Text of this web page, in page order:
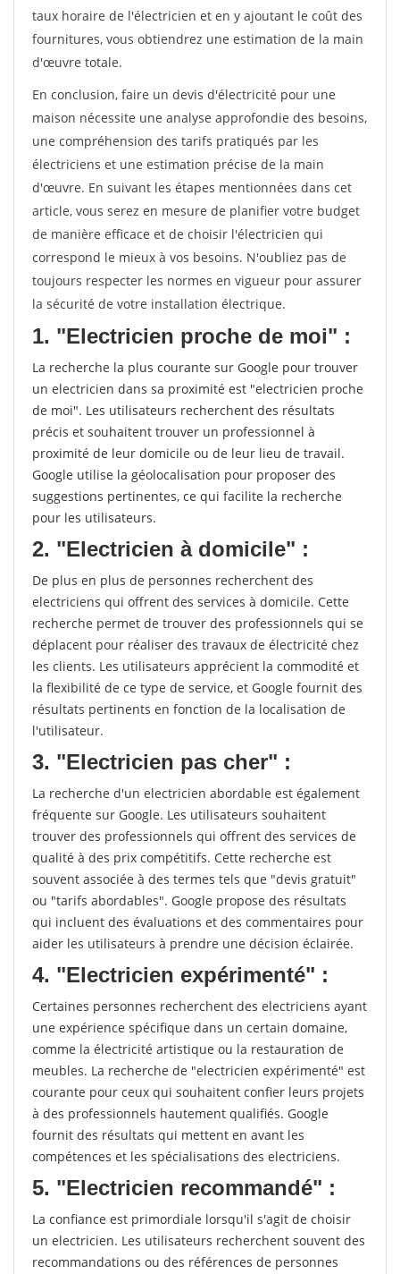
taux horaire de l'électricien et en y ajoutant le coût des
fournitures, vous obtiendrez une estimation de la main
d'œuvre totale.
En conclusion, faire un devis d'électricité pour une
maison nécessite une analyse approfondie des besoins,
une compréhension des tarifs pratiqués par les
électriciens et une estimation précise de la main
d'œuvre. En suivant les étapes mentionnées dans cet
article, vous serez en mesure de planifier votre budget
de manière efficace et de choisir l'électricien qui
correspond le mieux à vos besoins. N'oubliez pas de
toujours respecter les normes en vigueur pour assurer
la sécurité de votre installation électrique.
1. "Electricien proche de moi" :
La recherche la plus courante sur Google pour trouver
un electricien dans sa proximité est "electricien proche
de moi". Les utilisateurs recherchent des résultats
précis et souhaitent trouver un professionnel à
proximité de leur domicile ou de leur lieu de travail.
Google utilise la géolocalisation pour proposer des
suggestions pertinentes, ce qui facilite la recherche
pour les utilisateurs.
2. "Electricien à domicile" :
De plus en plus de personnes recherchent des
electriciens qui offrent des services à domicile. Cette
recherche permet de trouver des professionnels qui se
déplacent pour réaliser des travaux de électricité chez
les clients. Les utilisateurs apprécient la commodité et
la flexibilité de ce type de service, et Google fournit des
résultats pertinents en fonction de la localisation de
l'utilisateur.
3. "Electricien pas cher" :
La recherche d'un electricien abordable est également
fréquente sur Google. Les utilisateurs souhaitent
trouver des professionnels qui offrent des services de
qualité à des prix compétitifs. Cette recherche est
souvent associée à des termes tels que "devis gratuit"
ou "tarifs abordables". Google propose des résultats
qui incluent des évaluations et des commentaires pour
aider les utilisateurs à prendre une décision éclairée.
4. "Electricien expérimenté" :
Certaines personnes recherchent des electriciens ayant
une expérience spécifique dans un certain domaine,
comme la électricité artistique ou la restauration de
meubles. La recherche de "electricien expérimenté" est
courante pour ceux qui souhaitent confier leurs projets
à des professionnels hautement qualifiés. Google
fournit des résultats qui mettent en avant les
compétences et les spécialisations des electriciens.
5. "Electricien recommandé" :
La confiance est primordiale lorsqu'il s'agit de choisir
un electricien. Les utilisateurs recherchent souvent des
recommandations ou des références de personnes